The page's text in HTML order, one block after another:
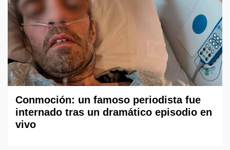
Conmoción: un famoso periodista fue
internado tras un dramático episodio en
vivo